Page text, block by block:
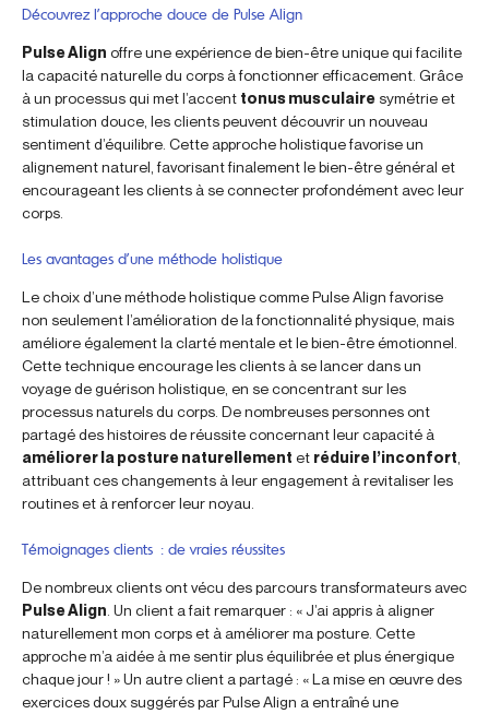
Découvrez l’approche douce de Pulse Align
Pulse Align offre une expérience de bien-être unique qui facilite
la capacité naturelle du corps à fonctionner efficacement. Grâce
à un processus qui met l’accent tonus musculaire symétrie et
stimulation douce, les clients peuvent découvrir un nouveau
sentiment d’équilibre. Cette approche holistique favorise un
alignement naturel, favorisant finalement le bien-être général et
encourageant les clients à se connecter profondément avec leur
corps.
Les avantages d’une méthode holistique
Le choix d’une méthode holistique comme Pulse Align favorise
non seulement l’amélioration de la fonctionnalité physique, mais
améliore également la clarté mentale et le bien-être émotionnel.
Cette technique encourage les clients à se lancer dans un
voyage de guérison holistique, en se concentrant sur les
processus naturels du corps. De nombreuses personnes ont
partagé des histoires de réussite concernant leur capacité à
améliorer la posture naturellement et réduire l’inconfort
attribuant ces changements à leur engagement à revitaliser les
routines et à renforcer leur noyau.
Témoignages clients : de vraies réussites
De nombreux clients ont vécu des parcours transformateurs avec
Pulse Align. Un client a fait remarquer : « J’ai appris à aligner
naturellement mon corps et à améliorer ma posture. Cette
approche m’a aidée à me sentir plus équilibrée et plus énergique
chaque jour ! » Un autre client a partagé : « La mise en œuvre des
exercices doux suggérés par Pulse Align a entraîné une